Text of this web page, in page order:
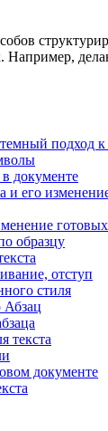
Например,
подход
документе
и его
образцу
отступ
стиля
Абзац
текста
документе